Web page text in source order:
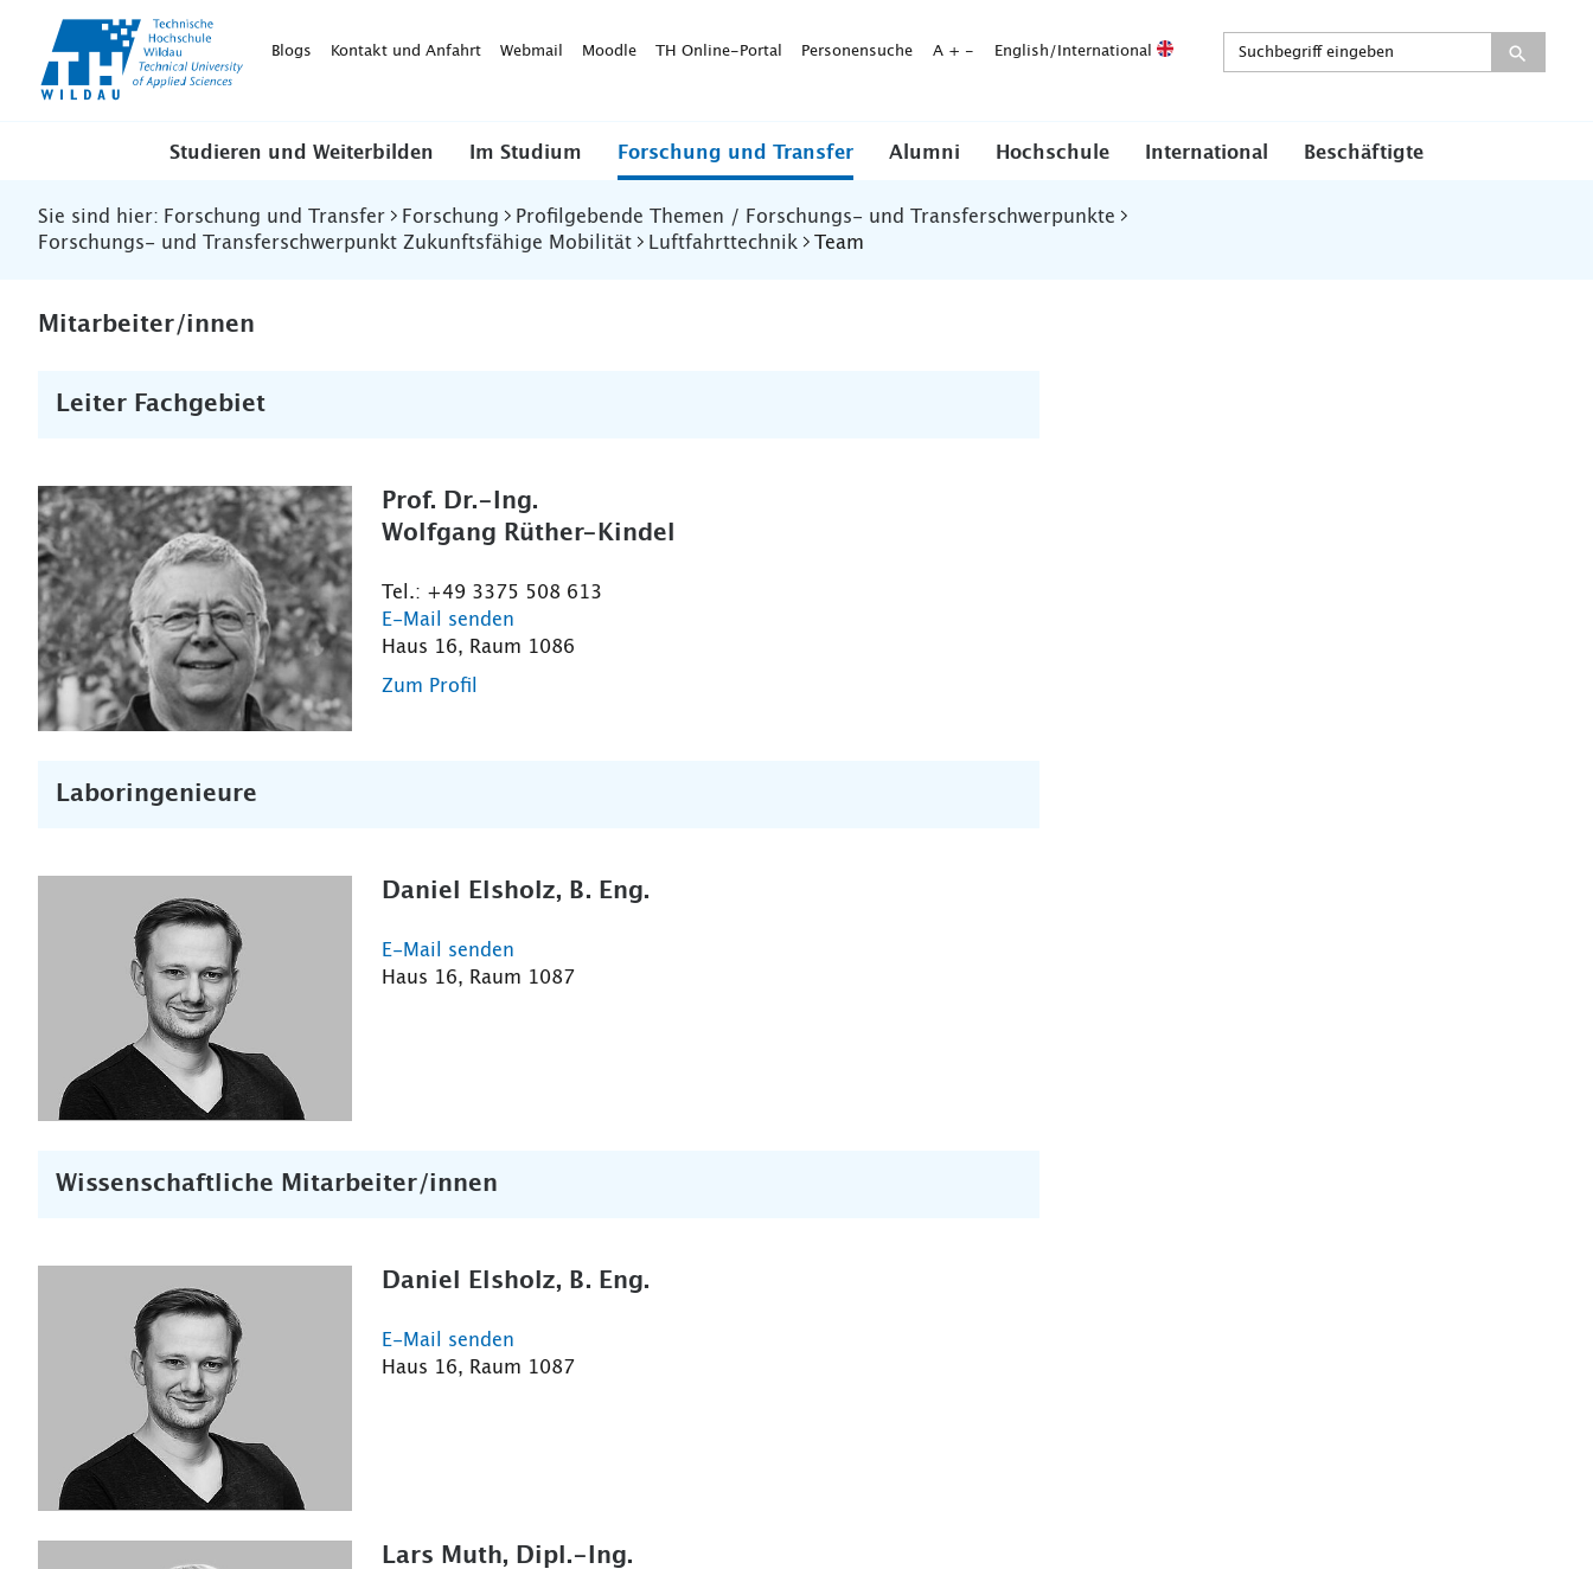
WildauBlogs Kontakt und Anfahrt Webmail Moodle TH Online-Portal Personensuche A + - English/International
Studieren und Weiterbilden Im Studium Forschung und Transfer Alumni Hochschule International Beschäftigte
Sie sind hier: Forschung und Transfer Forschung
Profilgebende Themen / Forschungs- und Transferschwerpunkte
Forschungs- und Transferschwerpunkt Zukunftsfähige Mobilität
Luftfahrttechnik Team
Mitarbeiter/innen
Leiter Fachgebiet
Prof. Dr.-Ing.
Wolfgang Rüther-Kindel
Tel.: +49 3375 508 613
E-Mail senden
Haus 16, Raum 1086
Zum Profil
Laboringenieure
Daniel Elsholz, B. Eng.
E-Mail senden
Haus 16, Raum 1087
Wissenschaftliche Mitarbeiter/innen
Daniel Elsholz, B. Eng.
E-Mail senden
Haus 16, Raum 1087
Lars Muth, Dipl.-Ing.